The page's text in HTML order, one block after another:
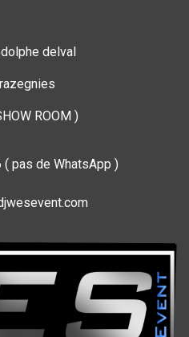
delval
ROOM )
pas de WhatsApp )